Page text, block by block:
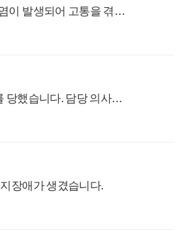
맹장 진단 지연으로 복막염이 발생되어 고통을 겪었습니다
가족 중 1명이 의료사고를 당했습니다. 담당 의사의 설명도 듣지 못했는데 어떻게 대응하고 해결해야 하는 지 궁금합니다.
장애가 생겼습니다.